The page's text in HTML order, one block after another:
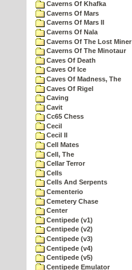
Caverns Of Khafka
Caverns Of Mars
Caverns Of Mars II
Caverns Of Nala
Caverns Of The Lost Miner
Caverns Of The Minotaur
Caves Of Death
Caves Of Ice
Caves Of Madness, The
Caves Of Rigel
Caving
Cavit
Cc65 Chess
Cecil
Cecil II
Cell Mates
Cell, The
Cellar Terror
Cells
Cells And Serpents
Cementerio
Cemetery Chase
Center
Centipede (v1)
Centipede (v2)
Centipede (v3)
Centipede (v4)
Centipede (v5)
Centipede Emulator